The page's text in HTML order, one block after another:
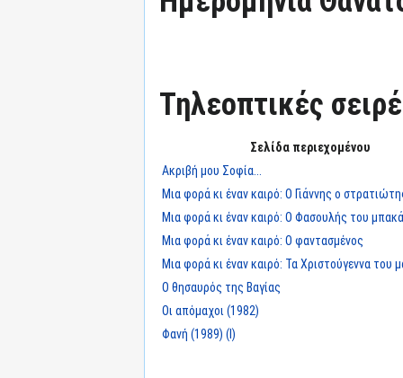
Τηλεοπτικές
Σελίδα περιεχομένου
Ακριβή μου Σοφία...
Μια φορά κι έναν καιρό: Ο Γιάννης ο
Μια φορά κι έναν καιρό: Ο Φασουλής του
Μια φορά κι έναν καιρό: Ο φαντασμένος
Μια φορά κι έναν καιρό: Τα Χριστούγεννα του
Ο θησαυρός της Βαγίας
Οι απόμαχοι (1982)
Φανή (1989) (I)